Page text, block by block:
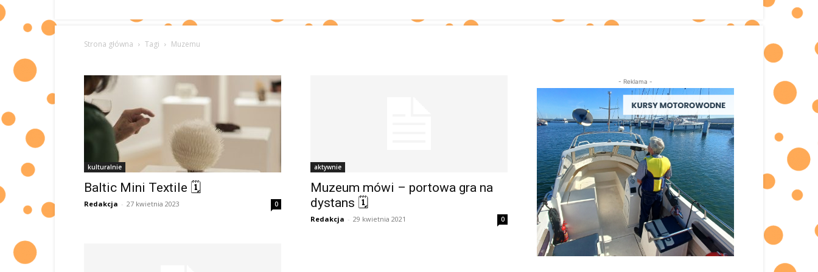
Strona główna Tagi Muzemu
kulturalnie
Baltic Mini Textile 🗓
Redakcja - 27 kwietnia 2023 0
aktywnie
Muzeum mówi – portowa gra na
dystans 🗓
Redakcja - 29 kwietnia 2021 0
- Reklama -